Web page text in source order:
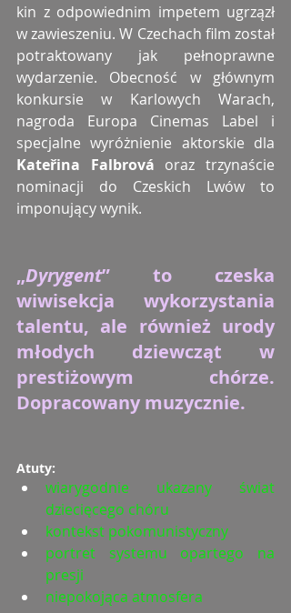
kin z odpowiednim impetem ugrzązł
w zawieszeniu. W Czechach film został
potraktowany jak pełnoprawne
wydarzenie. Obecność w głównym
konkursie w Karlowych Warach,
nagroda Europa Cinemas Label i
Kateřina Falbrová oraz trzynaście
nominacji do Czeskich Lwów to
imponujący wynik.
„Dyrygent” to czeska
wiwisekcja wykorzystania
talentu, ale również urody
młodych dziewcząt w
prestiżowym chórze.
Dopracowany muzycznie.
Atuty:
wiarygodnie ukazany świat
dziecięcego chóru
kontekst pokomunistyczny
portret systemu opartego na
presji
niepokojąca atmosfera